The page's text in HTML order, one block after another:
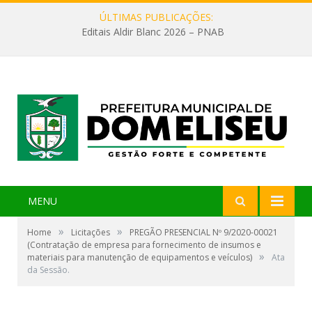
ÚLTIMAS PUBLICAÇÕES:
Editais Aldir Blanc 2026 – PNAB
MENU
Home » Licitações »
PREGÃO PRESENCIAL Nº 9/2020-00021
(Contratação de empresa para fornecimento de insumos e
materiais para manutenção de equipamentos e veículos) »
Ata
da Sessão.